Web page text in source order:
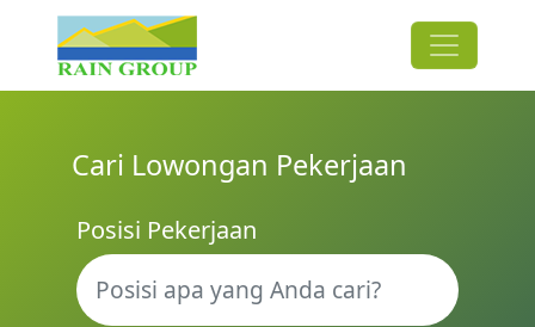
Cari Lowongan Pekerjaan
Posisi Pekerjaan